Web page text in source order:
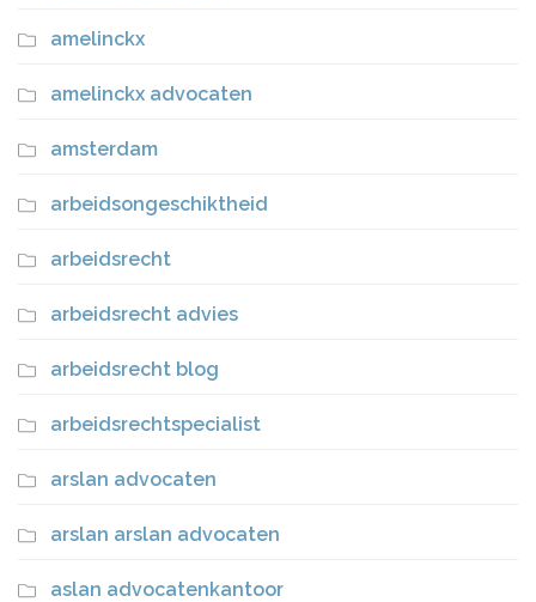
amelinckx
amelinckx advocaten
amsterdam
arbeidsongeschiktheid
arbeidsrecht
arbeidsrecht advies
arbeidsrecht blog
arbeidsrechtspecialist
arslan advocaten
arslan arslan advocaten
aslan advocatenkantoor